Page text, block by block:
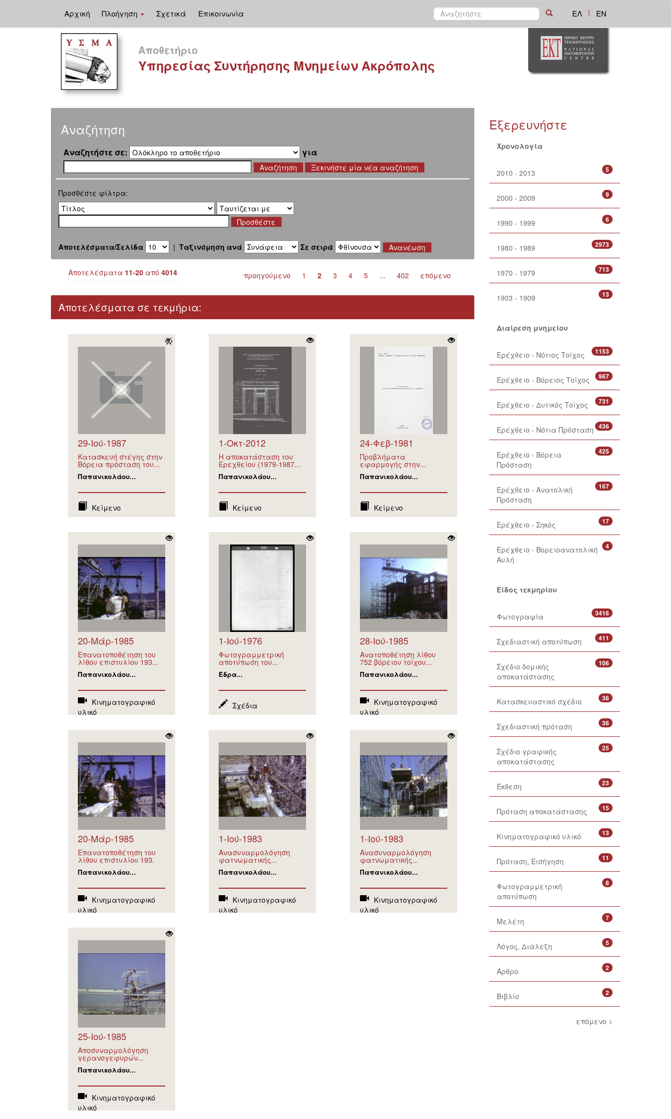
Αρχική Πλοήγηση Σχετικά Επικοινωνία ΕΛ | EN
Αποθετήριο
Υπηρεσίας Συντήρησης Μνημείων Ακρόπολης
Αναζήτηση
Αναζητήστε σε: για
Ξεκινήστε μία νέα αναζήτηση
Προσθέστε φίλτρα:
Αποτελέσματα/Σελίδα | Ταξινόμηση ανά Σε σειρά
Αποτελέσματα 11-20 από 4014 προηγούμενο 1 2 3 4 5 ... 402 επόμενο
Αποτελέσματα σε τεκμήρια:
29-Ιού-1987
Κατασκευή στέγης στην
Βόρεια πρόσταση του...
Παπανικολάου...
Κείμενο
1-Οκτ-2012
Η αποκατάσταση του
Ερεχθείου (1979-1987...
Παπανικολάου...
Κείμενο
24-Φεβ-1981
Προβλήματα
εφαρμογής στην...
Παπανικολάου...
Κείμενο
20-Μάρ-1985
Επανατοποθέτηση του
λίθου επιστυλίου 193...
Παπανικολάου...
Κινηματογραφικό
υλικό
1-Ιού-1976
Φωτογραμμετρική
αποτύπωση του...
Έδρα...
Σχέδια
28-Ιού-1985
Ανατοποθέτηση λίθου
752 βόρειου τοίχου...
Παπανικολάου...
Κινηματογραφικό
υλικό
20-Μάρ-1985
Επανατοποθέτηση του
λίθου επιστυλίου 193.
Παπανικολάου...
Κινηματογραφικό
υλικό
1-Ιού-1983
Ανασυναρμολόγηση
φατνωματικής...
Παπανικολάου...
Κινηματογραφικό
υλικό
1-Ιού-1983
Ανασυναρμολόγηση
φατνωματικής...
Παπανικολάου...
Κινηματογραφικό
υλικό
25-Ιού-1985
Αποσυναρμολόγηση
γερανογεφυρών...
Παπανικολάου...
Κινηματογραφικό
υλικό
Εξερευνήστε
Χρονολογία
5
2010 - 2013
9
2000 - 2009
6
1990 - 1999
2973
1980 - 1989
713
1970 - 1979
13
1903 - 1909
Διαίρεση μνημείου
1153
Ερέχθειο - Νότιος Τοίχος
967
Ερέχθειο - Βόρειος Τοίχος
731
Ερέχθειο - Δυτικός Τοίχος
436
Ερέχθειο - Νότια Πρόσταση
425
Ερέχθειο - Βόρεια
Πρόσταση
167
Ερέχθειο - Ανατολική
Πρόσταση
17
Ερέχθειο - Σηκός
4
Ερέχθειο - Βορειοανατολική
Αυλή
Είδος τεκμηρίου
3416
Φωτογραφία
411
Σχεδιαστική αποτύπωση
106
Σχέδιο δομικής
αποκατάστασης
36
Κατασκευαστικό σχέδιο
36
Σχεδιαστική πρόταση
25
Σχέδιο γραφικής
αποκατάστασης
23
Έκθεση
15
Πρόταση αποκατάστασης
13
Κινηματογραφικό υλικό
11
Πρόταση, Εισήγηση
8
Φωτογραμμετρική
αποτύπωση
7
Μελέτη
5
Λόγος, Διάλεξη
2
Άρθρο
2
Βιβλίο
επόμενο >